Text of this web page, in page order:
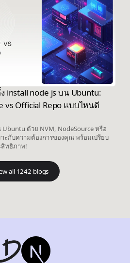
install node js บน Ubuntu:
vs Official Repo แบบไหนดี
ด้วย NVM, NodeSource หรือ
าะกับความต้องการของคุณ พร้อมเปรียบ
สิทธิภาพ!
all 1242 blogs